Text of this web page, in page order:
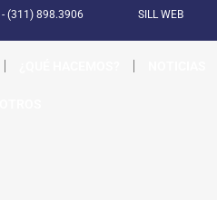
- (311) 898.3906 SILL WEB